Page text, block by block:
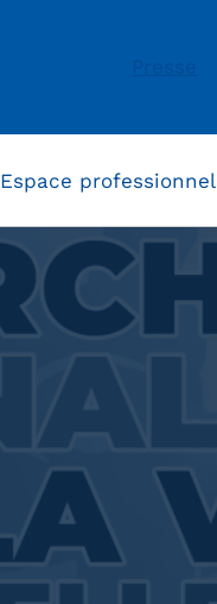
Espace professionnel